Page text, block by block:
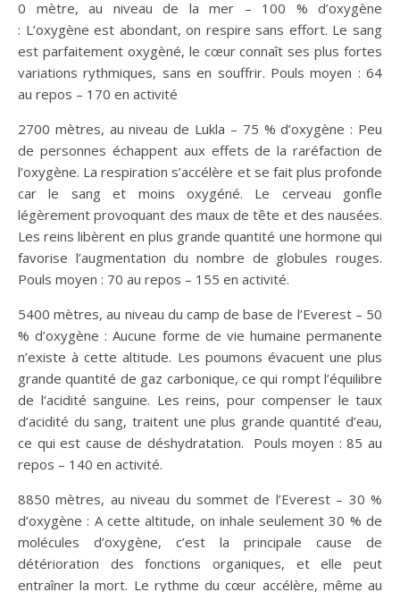
0 mètre, au niveau de la mer – 100 % d’oxygène
: L’oxygène est abondant, on respire sans effort. Le sang
est parfaitement oxygèné, le cœur connaît ses plus fortes
variations rythmiques, sans en souffrir. Pouls moyen : 64
au repos – 170 en activité
2700 mètres, au niveau de Lukla – 75 % d’oxygène : Peu
de personnes échappent aux effets de la raréfaction de
l’oxygène. La respiration s’accélère et se fait plus profonde
car le sang et moins oxygéné. Le cerveau gonfle
légèrement provoquant des maux de tête et des nausées.
Les reins libèrent en plus grande quantité une hormone qui
favorise l’augmentation du nombre de globules rouges.
Pouls moyen : 70 au repos – 155 en activité.
5400 mètres, au niveau du camp de base de l’Everest – 50
% d’oxygène : Aucune forme de vie humaine permanente
n’existe à cette altitude. Les poumons évacuent une plus
grande quantité de gaz carbonique, ce qui rompt l’équilibre
de l’acidité sanguine. Les reins, pour compenser le taux
d’acidité du sang, traitent une plus grande quantité d’eau,
ce qui est cause de déshydratation. Pouls moyen : 85 au
repos – 140 en activité.
8850 mètres, au niveau du sommet de l’Everest – 30 %
d’oxygène : A cette altitude, on inhale seulement 30 % de
molécules d’oxygène, c’est la principale cause de
détérioration des fonctions organiques, et elle peut
entraîner la mort. Le rythme du cœur accélère, même au